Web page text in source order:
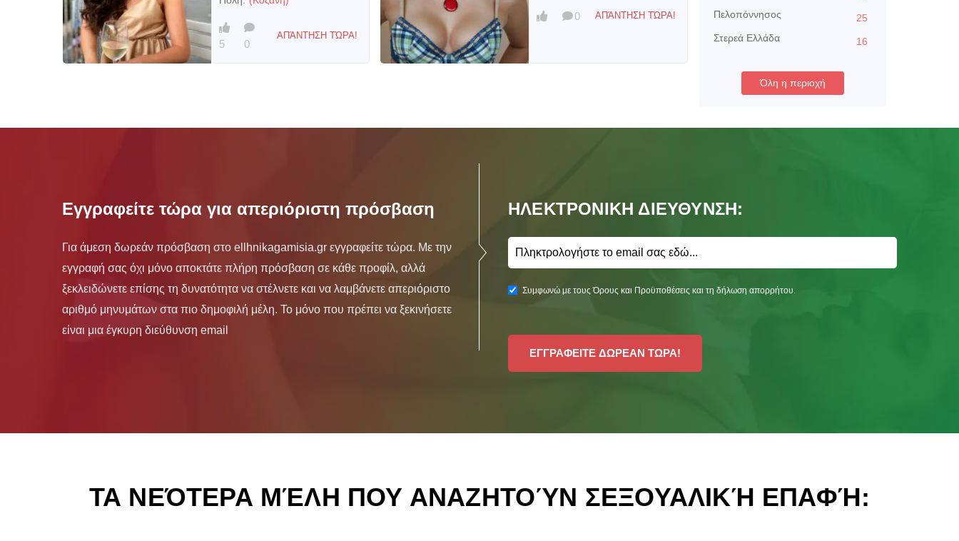
5 0
ΑΠΆΝΤΗΣΗ ΤΏΡΑ!
0 ΑΠΆΝΤΗΣΗ ΤΏΡΑ!
Πελοπόννησος
25
Στερεά Ελλάδα
16
Όλη η περιοχή
Εγγραφείτε τώρα για απεριόριστη πρόσβαση
Για άμεση δωρεάν πρόσβαση στο ellhnikagamisia.gr εγγραφείτε τώρα. Με την
εγγραφή σας όχι μόνο αποκτάτε πλήρη πρόσβαση σε κάθε προφίλ, αλλά
ξεκλειδώνετε επίσης τη δυνατότητα να στέλνετε και να λαμβάνετε απεριόριστο
αριθμό μηνυμάτων στα πιο δημοφιλή μέλη. Το μόνο που πρέπει να ξεκινήσετε
είναι μια έγκυρη διεύθυνση email
ΗΛΕΚΤΡΟΝΙΚΗ ΔΙΕΥΘΥΝΣΗ:
Συμφωνώ με τους Όρους και Προϋποθέσεις και τη δήλωση απορρήτου.
ΕΓΓΡΑΦΕΙΤΕ ΔΩΡΕΑΝ ΤΩΡΑ!
ΤΑ ΝΕΌΤΕΡΑ ΜΈΛΗ ΠΟΥ ΑΝΑΖΗΤΟΎΝ ΣΕΞΟΥΑΛΙΚΉ ΕΠΑΦΉ: